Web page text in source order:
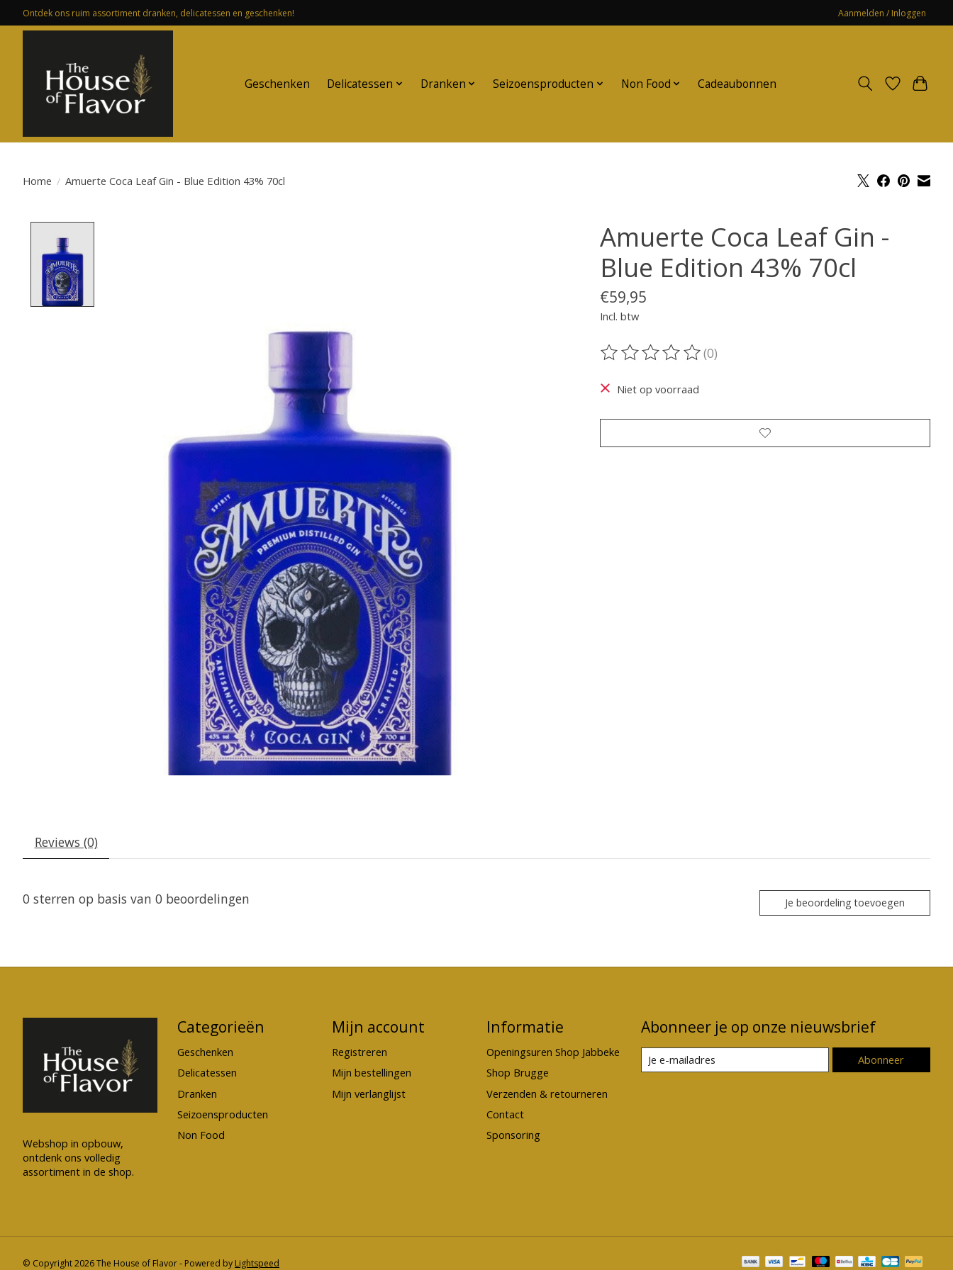
Ontdek ons ruim assortiment dranken, delicatessen en geschenken! Aanmelden / Inloggen
Geschenken Delicatessen Dranken Seizoensproducten Non Food Cadeaubonnen
Home / Amuerte Coca Leaf Gin - Blue Edition 43% 70cl
Amuerte Coca Leaf Gin -
Blue Edition 43% 70cl
€59,95
Incl. btw
De beoordeling van dit product is
(0)
Niet op voorraad
Reviews (0)
0 sterren op basis van 0 beoordelingen Je beoordeling toevoegen
Webshop in opbouw,
ontdenk ons volledig
assortiment in de shop.
Categorieën
Geschenken
Delicatessen
Dranken
Seizoensproducten
Non Food
Mijn account
Registreren
Mijn bestellingen
Mijn verlanglijst
Informatie
Openingsuren Shop Jabbeke
Shop Brugge
Verzenden & retourneren
Contact
Sponsoring
Abonneer je op onze nieuwsbrief
Abonneer
© Copyright 2026 The House of Flavor - Powered by Lightspeed